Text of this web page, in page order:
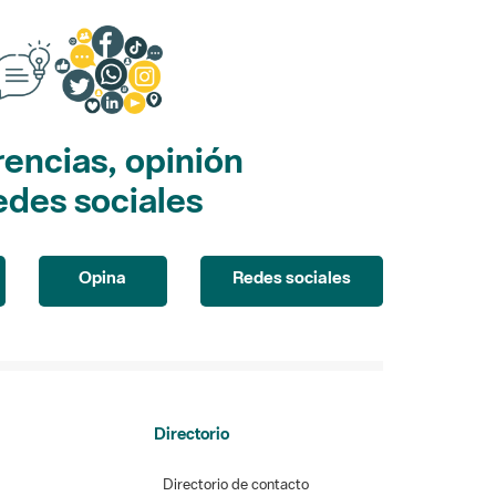
opinión
sociales
Opina Redes sociales
Directorio
Directorio de contacto